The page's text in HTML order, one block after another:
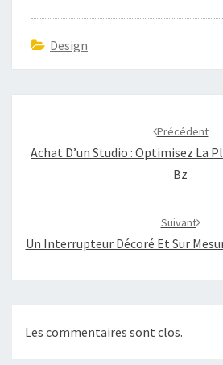
Design
Précédent
Achat D’un Studio : Optimisez La
Bz
Suivant
Un Interrupteur Décoré Et Sur
Les commentaires sont clos.